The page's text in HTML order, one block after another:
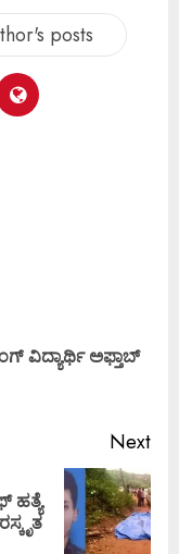
posts
ವಿದ್ಯಾರ್ಥಿ ಅಫ್ತಾಬ್
Next
ಹತ್ಯೆ